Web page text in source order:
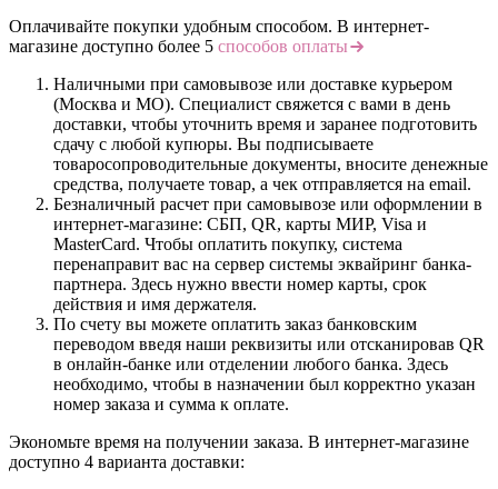
Оплачивайте покупки удобным способом. В интернет-
магазине доступно более 5 способов оплаты
Наличными при самовывозе или доставке курьером
(Москва и МО). Специалист свяжется с вами в день
доставки, чтобы уточнить время и заранее подготовить
сдачу с любой купюры. Вы подписываете
товаросопроводительные документы, вносите денежные
средства, получаете товар, а чек отправляется на email.
Безналичный расчет при самовывозе или оформлении в
интернет-магазине: СБП, QR, карты МИР, Visa и
MasterCard. Чтобы оплатить покупку, система
перенаправит вас на сервер системы эквайринг банка-
партнера. Здесь нужно ввести номер карты, срок
действия и имя держателя.
По счету вы можете оплатить заказ банковским
переводом введя наши реквизиты или отсканировав QR
в онлайн-банке или отделении любого банка. Здесь
необходимо, чтобы в назначении был корректно указан
номер заказа и сумма к оплате.
Экономьте время на получении заказа. В интернет-магазине
доступно 4 варианта доставки: